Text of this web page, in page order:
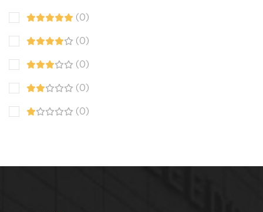
(0)
(0)
(0)
(0)
(0)